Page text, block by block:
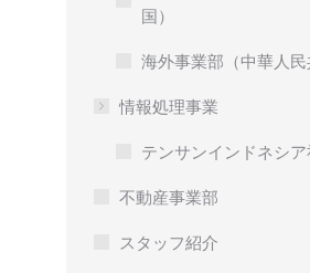
国）
海外事業部（中華人民
情報処理事業
テンサンインドネシア
不動産事業部
スタッフ紹介